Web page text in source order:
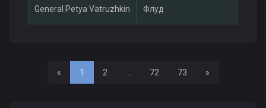
General Petya Vatruzhkin Флуд
«Назад
1 2 72 73 »Вперед